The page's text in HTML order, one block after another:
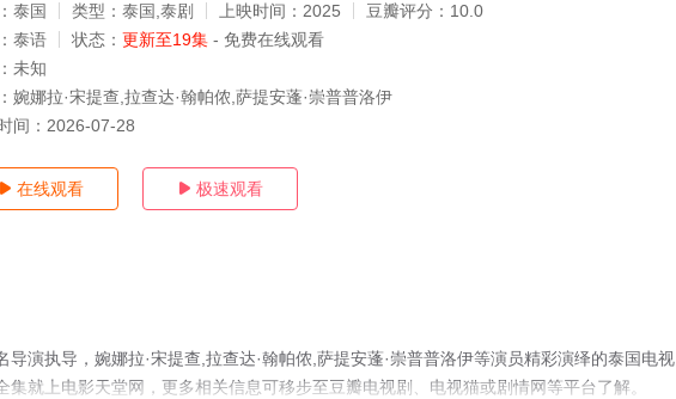
泰国 类型： 泰国,泰剧 上映时间： 2025 豆瓣评分： 10.0
泰语 状态： 更新至19集 - 免费在线观看
未知
婉娜拉·宋提查,拉查达·翰帕侬,萨提安蓬·崇普普洛伊
间： 2026-07-28
 在线观看  极速观看
演执导，婉娜拉·宋提查,拉查达·翰帕侬,萨提安蓬·崇普普洛伊等演员精彩演绎的泰国电视
就上电影天堂网，更多相关信息可移步至豆瓣电视剧、电视猫或剧情网等平台了解。